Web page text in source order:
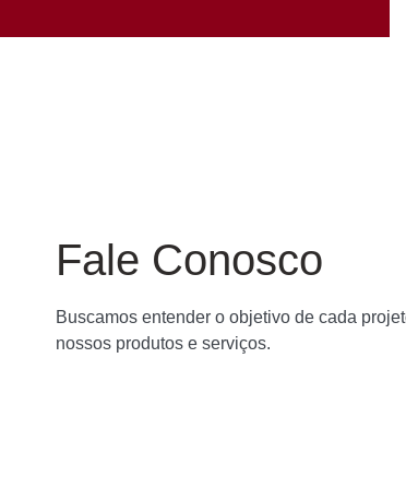
Fale Conosco
Buscamos entender o objetivo de cada
nossos produtos e serviços.